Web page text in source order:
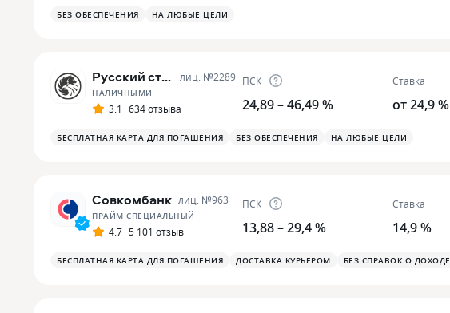
БЕЗ ОБЕСПЕЧЕНИЯ НА ЛЮБЫЕ ЦЕЛИ
Русский стандарт лиц. №2289
НАЛИЧНЫМИ
3.1 634 отзыва
ПСК
24,89 – 46,49 %
Ставка
от 24,9 %
БЕСПЛАТНАЯ КАРТА ДЛЯ ПОГАШЕНИЯ БЕЗ ОБЕСПЕЧЕНИЯ НА ЛЮБЫЕ ЦЕЛИ
Совкомбанк лиц. №963
ПРАЙМ СПЕЦИАЛЬНЫЙ
4.7 5 101 отзыв
ПСК
13,88 – 29,4 %
Ставка
14,9 %
БЕСПЛАТНАЯ КАРТА ДЛЯ ПОГАШЕНИЯ ДОСТАВКА КУРЬЕРОМ БЕЗ СПРАВОК О ДОХОДЕ